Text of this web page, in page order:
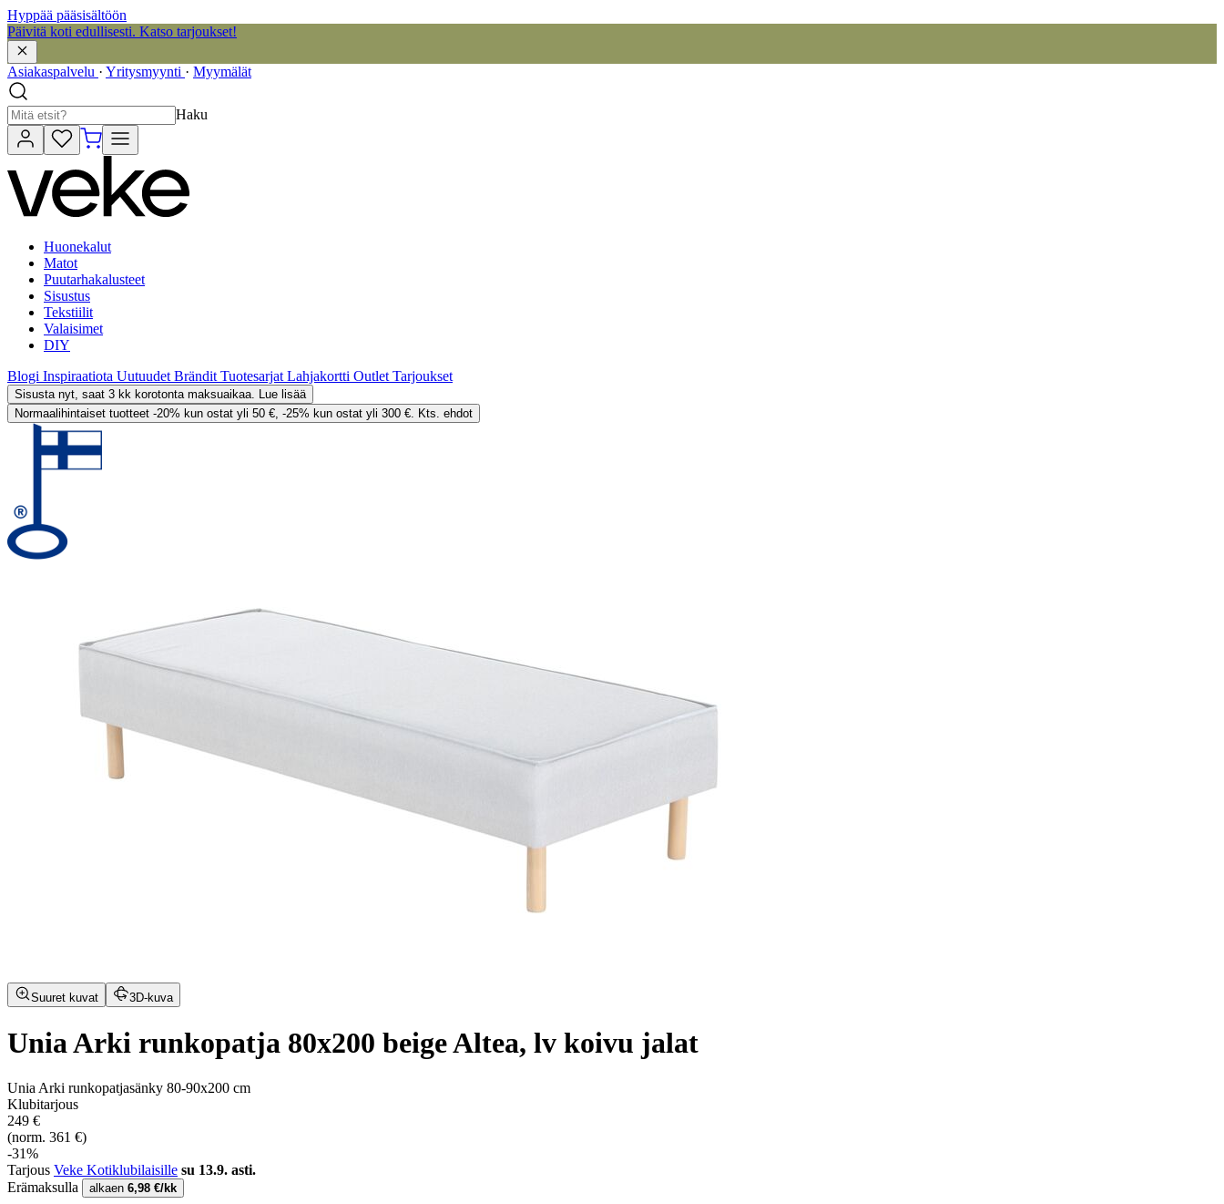
Hyppää pääsisältöön
Päivitä koti edullisesti. Katso tarjoukset!
Asiakaspalvelu · Yritysmyynti · Myymälät
Haku
Huonekalut
Matot
Puutarhakalusteet
Sisustus
Tekstiilit
Valaisimet
DIY
Blogi Inspiraatiota Uutuudet Brändit Tuotesarjat Lahjakortti Outlet Tarjoukset
Sisusta nyt, saat 3 kk korotonta maksuaikaa. Lue lisää
Normaalihintaiset tuotteet -20% kun ostat yli 50 €, -25% kun ostat yli 300 €. Kts. ehdot
Suuret kuvat 3D-kuva
Unia Arki runkopatja 80x200 beige Altea, lv koivu jalat
Unia Arki runkopatjasänky 80-90x200 cm
Klubitarjous
249 €
(norm. 361 €)
-31%
Tarjous Veke Kotiklubilaisille su 13.9. asti.
Erämaksulla
alkaen 6,98 €/kk